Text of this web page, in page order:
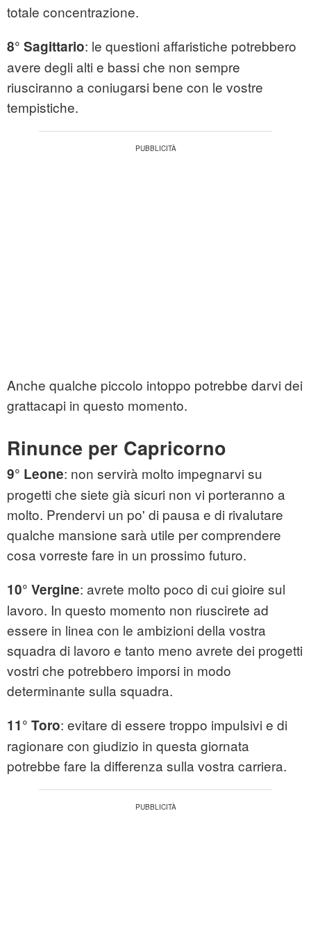
totale concentrazione.
8° Sagittario: le questioni affaristiche potrebbero
avere degli alti e bassi che non sempre
riusciranno a coniugarsi bene con le vostre
tempistiche.
Anche qualche piccolo intoppo potrebbe darvi dei
grattacapi in questo momento.
Rinunce per Capricorno
9° Leone: non servirà molto impegnarvi su
progetti che siete già sicuri non vi porteranno a
molto. Prendervi un po' di pausa e di rivalutare
qualche mansione sarà utile per comprendere
cosa vorreste fare in un prossimo futuro.
10° Vergine: avrete molto poco di cui gioire sul
lavoro. In questo momento non riuscirete ad
essere in linea con le ambizioni della vostra
squadra di lavoro e tanto meno avrete dei progetti
vostri che potrebbero imporsi in modo
determinante sulla squadra.
11° Toro: evitare di essere troppo impulsivi e di
ragionare con giudizio in questa giornata
potrebbe fare la differenza sulla vostra carriera.